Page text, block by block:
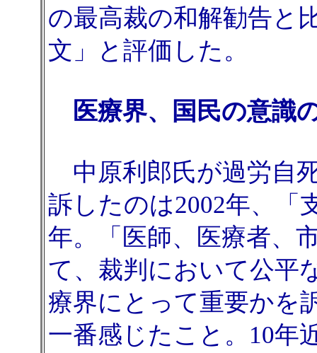
の最高裁の和解勧告と
文」と評価した。
医療界、国民の意識
中原利郎氏が過労自
訴したのは2002年、「
年。「医師、医療者、
て、裁判において公平
療界にとって重要かを
一番感じたこと。10年